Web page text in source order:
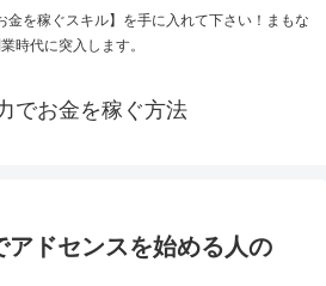
金を稼ぐスキル】を手に入れて下さい！まもな
時代に突入します。
でお金を稼ぐ方法
アドセンスを始める人の